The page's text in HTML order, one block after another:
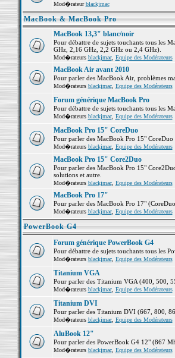
Mod�rateurblackjmac
MacBook & MacBook Pro
MacBook 13,3" blanc/noir
Pour débattre de sujets touchants tous les
GHz, 2,16 GHz, 2,2 GHz ou 2,4 GHz).
Mod�rateurs blackjmac, Equipe des Modérateurs
MacBook Air avant 2010
Pour parler des MacBook Air, problèmes
Mod�rateurs blackjmac, Equipe des Modérateurs
Forum générique MacBook Pro
Pour débattre de sujets touchants tous les
Mod�rateurs blackjmac, Equipe des Modérateurs
MacBook Pro 15" CoreDuo
Pour parler des MacBook Pro 15"
Mod�rateurs blackjmac, Equipe des Modérateurs
MacBook Pro 15" Core2Duo
Pour parler des MacBook Pro 15"
solutions et autre.
Mod�rateurs blackjmac, Equipe des Modérateurs
MacBook Pro 17"
Pour parler des MacBook Pro 17"
Mod�rateurs blackjmac, Equipe des Modérateurs
PowerBook G4
Forum générique PowerBook G4
Pour débattre de sujets touchants tous les
Mod�rateurs blackjmac, Equipe des Modérateurs
Titanium VGA
Pour parler des Titanium VGA (400, 500,
Mod�rateurs blackjmac, Equipe des Modérateurs
Titanium DVI
Pour parler des Titanium DVI (667, 800,
Mod�rateurs blackjmac, Equipe des Modérateurs
AluBook 12"
Pour parler des PowerBook G4 12" (867
Mod�rateurs blackjmac, Equipe des Modérateurs